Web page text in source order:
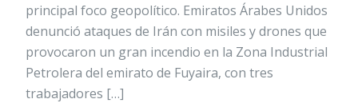
principal foco geopolítico. Emiratos Árabes Unidos
denunció ataques de Irán con misiles y drones que
provocaron un gran incendio en la Zona Industrial
Petrolera del emirato de Fuyaira, con tres
trabajadores […]